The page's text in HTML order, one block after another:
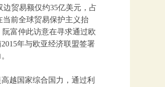
贸易额仅约35亿美元，占
当前全球贸易保护主义抬
富仲此访意在寻求通过欧
年与欧亚经济联盟签署
越国家综合国力，通过利